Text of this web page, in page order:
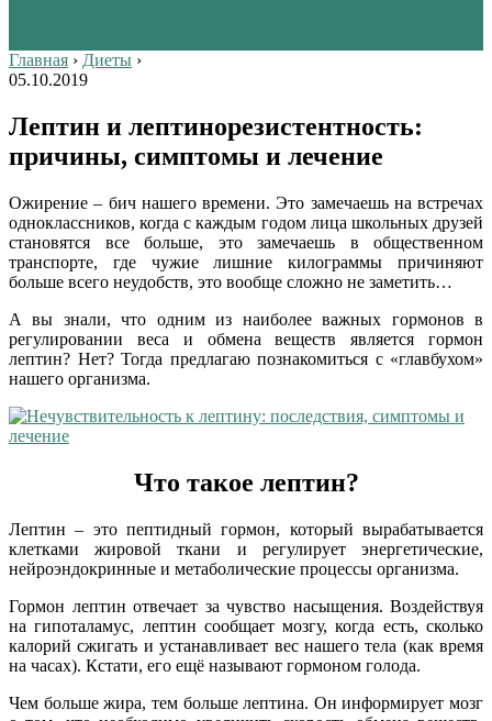
Главная › Диеты ›
05.10.2019
Лептин и лептинорезистентность:
причины, симптомы и лечение
Ожирение – бич нашего времени. Это замечаешь на встречах
одноклассников, когда с каждым годом лица школьных друзей
становятся все больше, это замечаешь в общественном
транспорте, где чужие лишние килограммы причиняют
больше всего неудобств, это вообще сложно не заметить…
А вы знали, что одним из наиболее важных гормонов в
регулировании веса и обмена веществ является гормон
лептин? Нет? Тогда предлагаю познакомиться с «главбухом»
нашего организма.
Что такое лептин?
Лептин – это пептидный гормон, который вырабатывается
клетками жировой ткани и регулирует энергетические,
нейроэндокринные и метаболические процессы организма.
Гормон лептин отвечает за чувство насыщения. Воздействуя
на гипоталамус, лептин сообщает мозгу, когда есть, сколько
калорий сжигать и устанавливает вес нашего тела (как время
на часах). Кстати, его ещё называют гормоном голода.
Чем больше жира, тем больше лептина. Он информирует мозг